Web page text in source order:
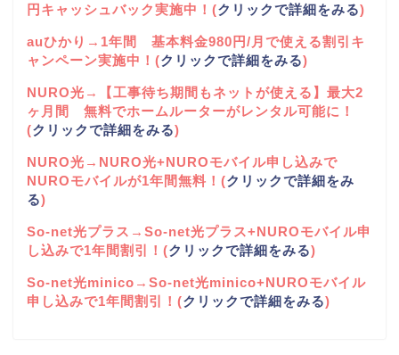
円キャッシュバック実施中！(クリックで詳細をみる)
auひかり→1年間 基本料金980円/月で使える割引キ
ャンペーン実施中！(クリックで詳細をみる)
NURO光→【工事待ち期間もネットが使える】最大2
ヶ月間 無料でホームルーターがレンタル可能に！
(クリックで詳細をみる)
NURO光→NURO光+NUROモバイル申し込みで
NUROモバイルが1年間無料！(クリックで詳細をみ
る)
So-net光プラス→So-net光プラス+NUROモバイル申
し込みで1年間割引！(クリックで詳細をみる)
So-net光minico→So-net光minico+NUROモバイル
申し込みで1年間割引！(クリックで詳細をみる)